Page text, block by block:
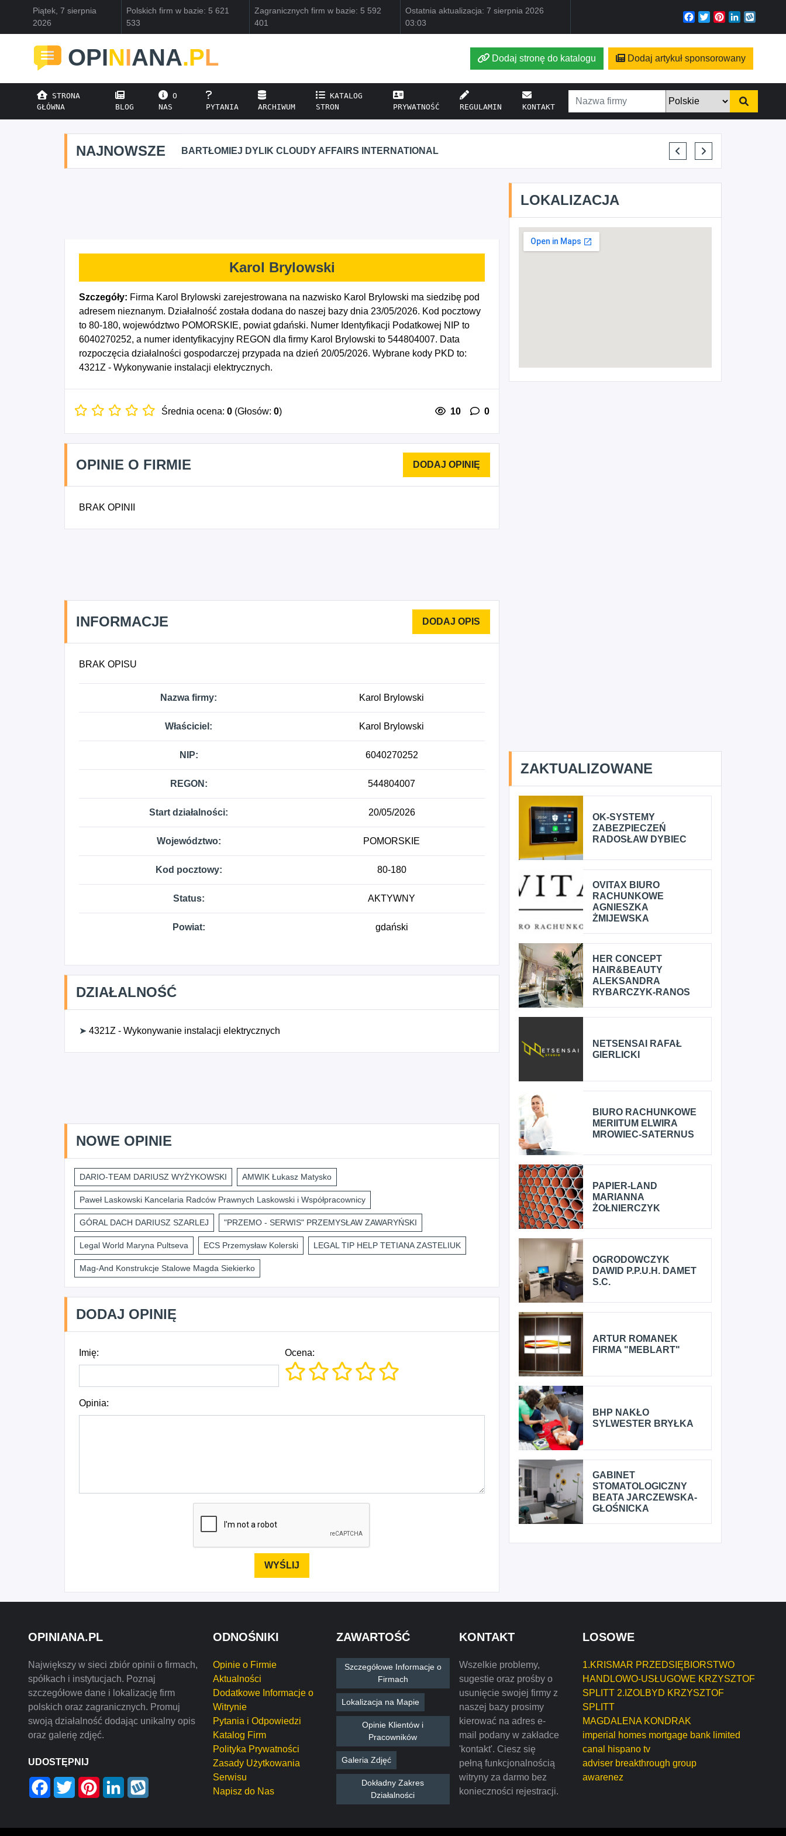
Piątek, 7 sierpnia
2026
Polskich firm w bazie: 5 621
533
Zagranicznych firm w bazie: 5 592
401
Ostatnia aktualizacja: 7 sierpnia 2026
03:03
Facebook
TwitterPinterest
LinkedIn
OPINIANA.PL Dodaj stronę do katalogu Dodaj artykuł sponsorowany
STRONA
GŁÓWNA
BLOG
O
NAS
PYTANIA ARCHIWUM
KATALOG
STRON
PRYWATNOŚĆ REGULAMIN KONTAKT
NAJNOWSZE BARTŁOMIEJ DYLIK CLOUDY AFFAIRS INTERNATIONAL KRYSTIAN PISULA
Karol Brylowski
Szczegóły: Firma Karol Brylowski zarejestrowana na nazwisko Karol Brylowski ma siedzibę pod
adresem nieznanym. Działalność została dodana do naszej bazy dnia 23/05/2026. Kod pocztowy
to 80-180, województwo POMORSKIE, powiat gdański. Numer Identyfikacji Podatkowej NIP to
6040270252, a numer identyfikacyjny REGON dla firmy Karol Brylowski to 544804007. Data
rozpoczęcia działalności gospodarczej przypada na dzień 20/05/2026. Wybrane kody PKD to:
4321Z - Wykonywanie instalacji elektrycznych.
Średnia ocena: 0 (Głosów: 0) 10 0
OPINIE O FIRMIE
BRAK OPINII
INFORMACJE
BRAK OPISU
Nazwa firmy: Karol Brylowski
Właściciel: Karol Brylowski
NIP: 6040270252
REGON: 544804007
Start działalności: 20/05/2026
Województwo: POMORSKIE
Kod pocztowy: 80-180
Status: AKTYWNY
Powiat: gdański
DZIAŁALNOŚĆ
➤ 4321Z - Wykonywanie instalacji elektrycznych
NOWE OPINIE
DARIO-TEAM DARIUSZ WYŻYKOWSKI AMWIK Łukasz Matysko
Paweł Laskowski Kancelaria Radców Prawnych Laskowski i Współpracownicy
GÓRAL DACH DARIUSZ SZARLEJ "PRZEMO - SERWIS" PRZEMYSŁAW ZAWARYŃSKI
Legal World Maryna Pultseva ECS Przemysław Kolerski LEGAL TIP HELP TETIANA ZASTELIUK
Mag-And Konstrukcje Stalowe Magda Siekierko
DODAJ OPINIĘ
Imię: Ocena:
Opinia:
LOKALIZACJA
ZAKTUALIZOWANE
OK-SYSTEMY
ZABEZPIECZEŃ
RADOSŁAW DYBIEC
OVITAX BIURO
RACHUNKOWE
AGNIESZKA
ŻMIJEWSKA
HER CONCEPT
HAIR&BEAUTY
ALEKSANDRA
RYBARCZYK-RANOS
NETSENSAI RAFAŁ
GIERLICKI
BIURO RACHUNKOWE
MERIITUM ELWIRA
MROWIEC-SATERNUS
PAPIER-LAND
MARIANNA
ŻOŁNIERCZYK
OGRODOWCZYK
DAWID P.P.U.H. DAMET
S.C.
ARTUR ROMANEK
FIRMA "MEBLART"
BHP NAKŁO
SYLWESTER BRYŁKA
GABINET
STOMATOLOGICZNY
BEATA JARCZEWSKA-
GŁOŚNICKA
OPINIANA.PL
Największy w sieci zbiór opinii o firmach,
spółkach i instytucjach. Poznaj
szczegółowe dane i lokalizację firm
polskich oraz zagranicznych. Promuj
swoją działalność dodając unikalny opis
oraz galerię zdjęć.
UDOSTĘPNIJ
Facebook
Twitter PinterestLinkedIn
ODNOŚNIKI
Opinie o Firmie
Aktualności
Dodatkowe Informacje o
Witrynie
Pytania i Odpowiedzi
Katalog Firm
Polityka Prywatności
Zasady Użytkowania
Serwisu
Napisz do Nas
ZAWARTOŚĆ
Szczegółowe Informacje o
Firmach
Lokalizacja na Mapie
Opinie Klientów i
Pracowników
Galeria Zdjęć
Dokładny Zakres
Działalności
KONTAKT
Wszelkie problemy,
sugestie oraz prośby o
usunięcie swojej firmy z
naszej bazy prosimy
kierować na adres e-
mail podany w zakładce
'kontakt'. Ciesz się
pełną funkcjonalnością
witryny za darmo bez
konieczności rejestracji.
LOSOWE
1.KRISMAR PRZEDSIĘBIORSTWO
HANDLOWO-USŁUGOWE KRZYSZTOF
SPLITT 2.IZOLBYD KRZYSZTOF
SPLITT
MAGDALENA KONDRAK
imperial homes mortgage bank limited
canal hispano tv
adviser breakthrough group
awarenez